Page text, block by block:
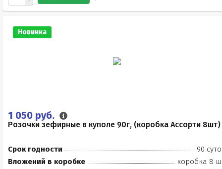
Новинка
1 050 руб.
Розочки зефирные в куполе 90г, (коробка Ассорти 8шт)
Срок годности
90
Вложений в коробке
коробка 8